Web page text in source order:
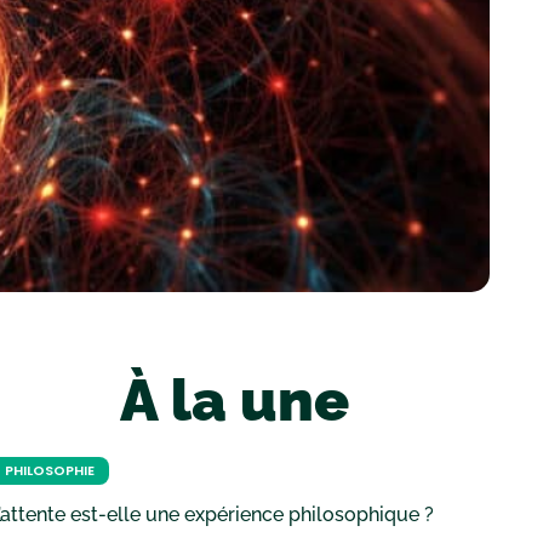
À la une
PHILOSOPHIE
est-elle une expérience philosophique ?